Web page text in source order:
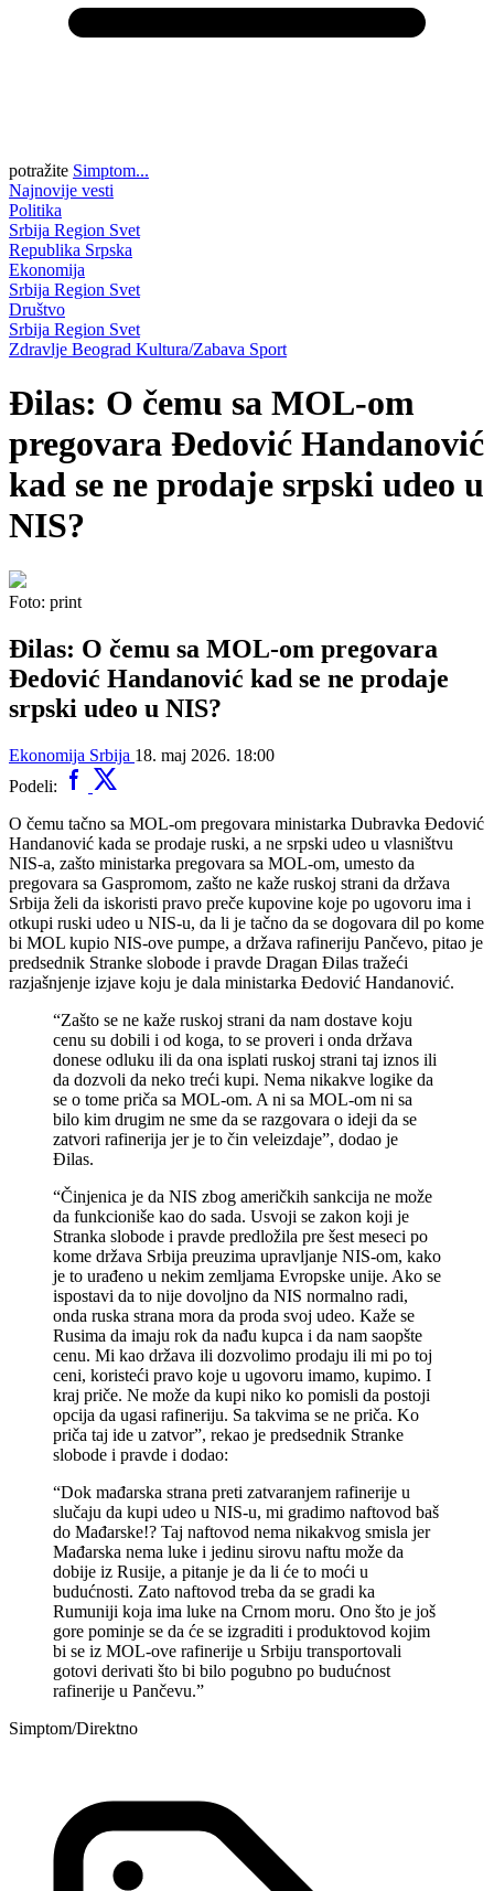
potražite Simptom...
Najnovije vesti
Politika
Srbija Region Svet
Republika Srpska
Ekonomija
Srbija Region Svet
Društvo
Srbija Region Svet
Zdravlje Beograd Kultura/Zabava Sport
Đilas: O čemu sa MOL-om
pregovara Đedović Handanović
kad se ne prodaje srpski udeo u
NIS?
Foto: print
Đilas: O čemu sa MOL-om pregovara
Đedović Handanović kad se ne prodaje
srpski udeo u NIS?
Ekonomija Srbija 18. maj 2026. 18:00
Podeli:
O čemu tačno sa MOL-om pregovara ministarka Dubravka Đedović
Handanović kada se prodaje ruski, a ne srpski udeo u vlasništvu
NIS-a, zašto ministarka pregovara sa MOL-om, umesto da
pregovara sa Gaspromom, zašto ne kaže ruskoj strani da država
Srbija želi da iskoristi pravo preče kupovine koje po ugovoru ima i
otkupi ruski udeo u NIS-u, da li je tačno da se dogovara dil po kome
bi MOL kupio NIS-ove pumpe, a država rafineriju Pančevo, pitao je
predsednik Stranke slobode i pravde Dragan Đilas tražeći
razjašnjenje izjave koju je dala ministarka Đedović Handanović.
“Zašto se ne kaže ruskoj strani da nam dostave koju
cenu su dobili i od koga, to se proveri i onda država
donese odluku ili da ona isplati ruskoj strani taj iznos ili
da dozvoli da neko treći kupi. Nema nikakve logike da
se o tome priča sa MOL-om. A ni sa MOL-om ni sa
bilo kim drugim ne sme da se razgovara o ideji da se
zatvori rafinerija jer je to čin veleizdaje”, dodao je
Đilas.
“Činjenica je da NIS zbog američkih sankcija ne može
da funkcioniše kao do sada. Usvoji se zakon koji je
Stranka slobode i pravde predložila pre šest meseci po
kome država Srbija preuzima upravljanje NIS-om, kako
je to urađeno u nekim zemljama Evropske unije. Ako se
ispostavi da to nije dovoljno da NIS normalno radi,
onda ruska strana mora da proda svoj udeo. Kaže se
Rusima da imaju rok da nađu kupca i da nam saopšte
cenu. Mi kao država ili dozvolimo prodaju ili mi po toj
ceni, koristeći pravo koje u ugovoru imamo, kupimo. I
kraj priče. Ne može da kupi niko ko pomisli da postoji
opcija da ugasi rafineriju. Sa takvima se ne priča. Ko
priča taj ide u zatvor”, rekao je predsednik Stranke
slobode i pravde i dodao:
“Dok mađarska strana preti zatvaranjem rafinerije u
slučaju da kupi udeo u NIS-u, mi gradimo naftovod baš
do Mađarske!? Taj naftovod nema nikakvog smisla jer
Mađarska nema luke i jedinu sirovu naftu može da
dobije iz Rusije, a pitanje je da li će to moći u
budućnosti. Zato naftovod treba da se gradi ka
Rumuniji koja ima luke na Crnom moru. Ono što je još
gore pominje se da će se izgraditi i produktovod kojim
bi se iz MOL-ove rafinerije u Srbiju transportovali
gotovi derivati što bi bilo pogubno po budućnost
rafinerije u Pančevu.”
Simptom/Direktno